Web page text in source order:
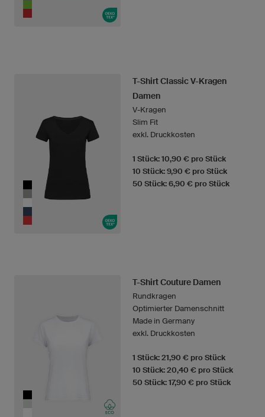
T-Shirt Classic V-Kragen
Damen
V-Kragen
Slim Fit
exkl. Druckkosten
1 Stück: 10,90 € pro Stück
10 Stück: 9,90 € pro Stück
50 Stück: 6,90 € pro Stück
T-Shirt Couture Damen
Rundkragen
Optimierter Damenschnitt
Made in Germany
exkl. Druckkosten
1 Stück: 21,90 € pro Stück
10 Stück: 20,40 € pro Stück
50 Stück: 17,90 € pro Stück